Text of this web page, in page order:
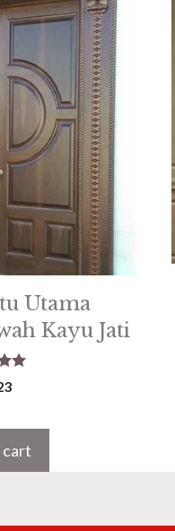
Utama
Kayu Jati
5
cart